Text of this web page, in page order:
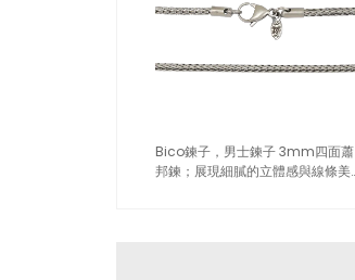
Bico鍊子，男士鍊子 3mm四面蕭
邦鍊；展現細膩的立體感與線條美